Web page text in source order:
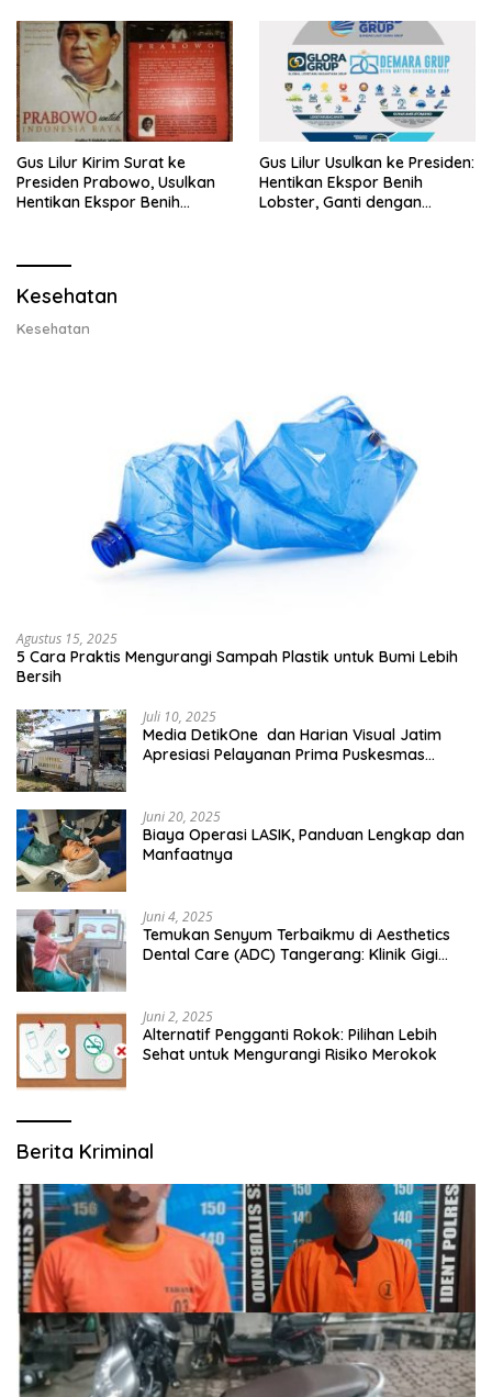
Gus Lilur Kirim Surat ke
Presiden Prabowo, Usulkan
Hentikan Ekspor Benih
Gus Lilur Usulkan ke Presiden:
Hentikan Ekspor Benih
Lobster, Ganti dengan
Kesehatan
Kesehatan
Agustus 15, 2025
5 Cara Praktis Mengurangi Sampah Plastik untuk Bumi Lebih
Bersih
Juli 10, 2025
Media DetikOne dan Harian Visual Jatim
Apresiasi Pelayanan Prima Puskesmas
Juni 20, 2025
Biaya Operasi LASIK, Panduan Lengkap dan
Manfaatnya
Juni 4, 2025
Temukan Senyum Terbaikmu di Aesthetics
Dental Care (ADC) Tangerang: Klinik Gigi
Juni 2, 2025
Alternatif Pengganti Rokok: Pilihan Lebih
Sehat untuk Mengurangi Risiko Merokok
Berita Kriminal